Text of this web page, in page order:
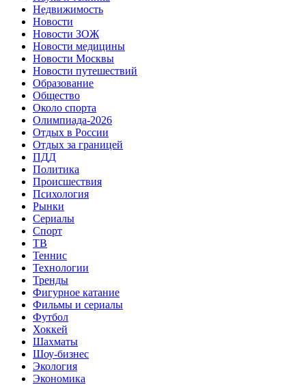
Недвижимость
Новости
Новости ЗОЖ
Новости медицины
Новости Москвы
Новости путешествий
Образование
Общество
Около спорта
Олимпиада-2026
Отдых в России
Отдых за границей
ПДД
Политика
Происшествия
Психология
Рынки
Сериалы
Спорт
ТВ
Теннис
Технологии
Тренды
Фигурное катание
Фильмы и сериалы
Футбол
Хоккей
Шахматы
Шоу-бизнес
Экология
Экономика